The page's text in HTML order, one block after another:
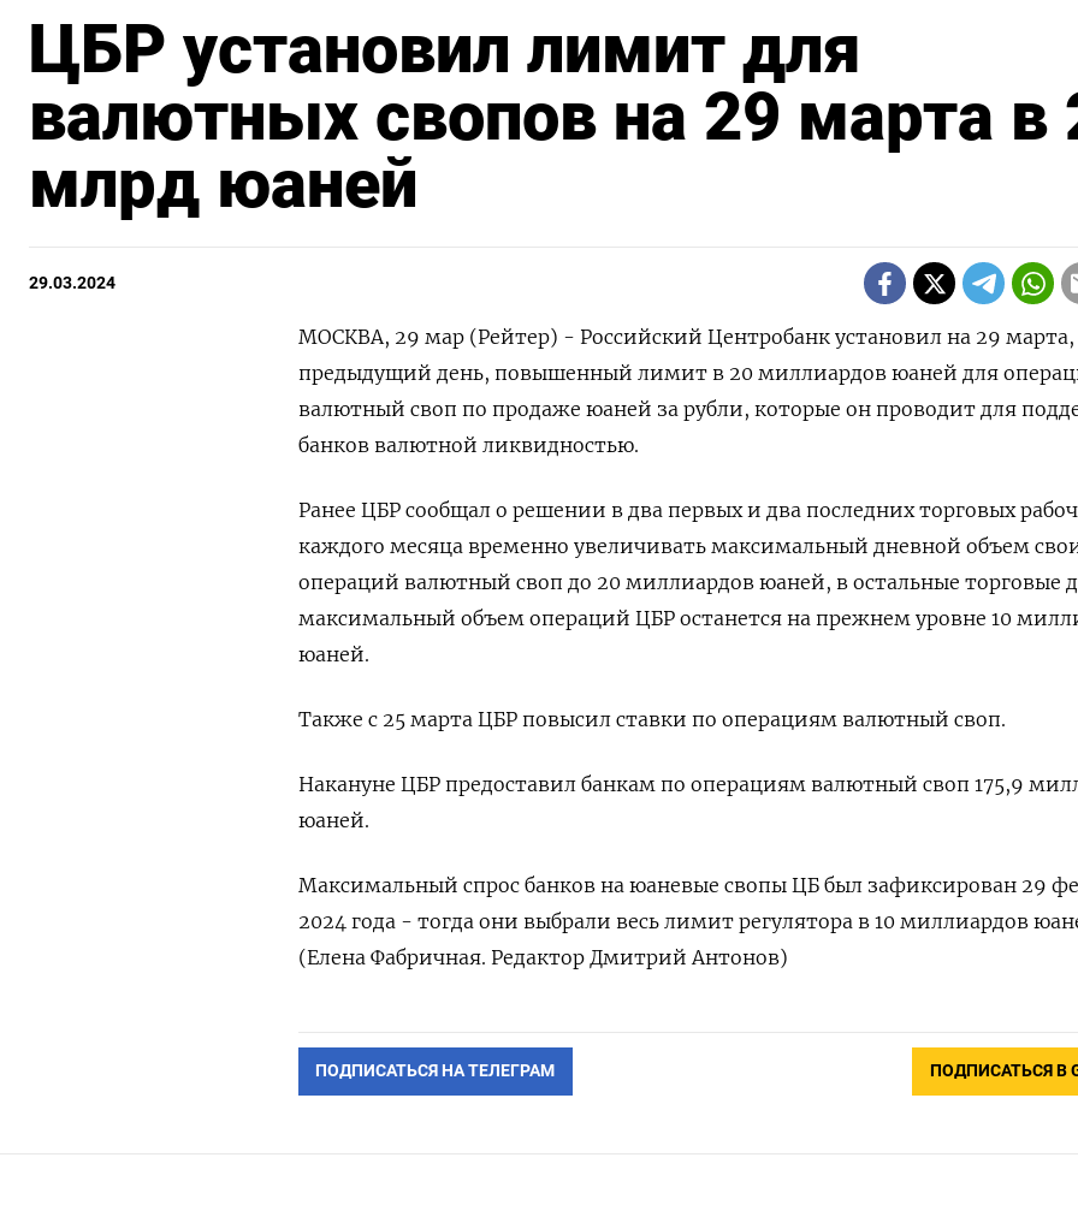
ЦБР установил лимит для
валютных свопов на 29 марта в
млрд юаней
29.03.2024
МОСКВА, 29 мар (Рейтер) - Российский Центробанк установил на 29 марта,
предыдущий день, повышенный лимит в 20 миллиардов юаней для
валютный своп по продаже юаней за рубли, которые он проводит для
банков валютной ликвидностью.
Ранее ЦБР сообщал о решении в два первых и два последних торговых
каждого месяца временно увеличивать максимальный дневной объем
операций валютный своп до 20 миллиардов юаней, в остальные торговые
максимальный объем операций ЦБР останется на прежнем уровне 10
юаней.
Также с 25 марта ЦБР повысил ставки по операциям валютный своп.
Накануне ЦБР предоставил банкам по операциям валютный своп 175,9
юаней.
Максимальный спрос банков на юаневые свопы ЦБ был зафиксирован 29
2024 года - тогда они выбрали весь лимит регулятора в 10 миллиардов
(Елена Фабричная. Редактор Дмитрий Антонов)
ПОДПИСАТЬСЯ НА ТЕЛЕГРАМ ПОДПИСАТЬСЯ В